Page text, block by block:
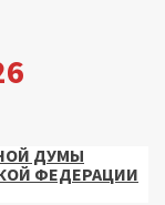
ДУМЫ
ФЕДЕРАЦИИ